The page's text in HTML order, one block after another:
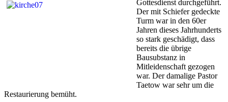
Gottesdienst durchgeführt.
Der mit Schiefer gedeckte
Turm war in den 60er
Jahren dieses Jahrhunderts
so stark geschädigt, dass
bereits die übrige
Bausubstanz in
Mitleidenschaft gezogen
war. Der damalige Pastor
Taetow war sehr um die
Restaurierung bemüht.